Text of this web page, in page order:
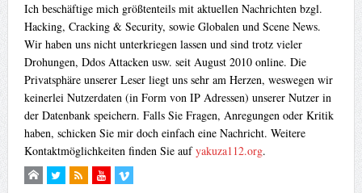
Ich beschäftige mich größtenteils mit aktuellen Nachrichten bzgl.
Hacking, Cracking & Security, sowie Globalen und Scene News.
Wir haben uns nicht unterkriegen lassen und sind trotz vieler
Drohungen, Ddos Attacken usw. seit August 2010 online. Die
Privatsphäre unserer Leser liegt uns sehr am Herzen, weswegen wir
keinerlei Nutzerdaten (in Form von IP Adressen) unserer Nutzer in
der Datenbank speichern. Falls Sie Fragen, Anregungen oder Kritik
haben, schicken Sie mir doch einfach eine Nachricht. Weitere
Kontaktmöglichkeiten finden Sie aufyakuza112.org.